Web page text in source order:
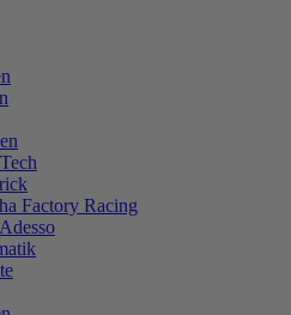
Factory Racing